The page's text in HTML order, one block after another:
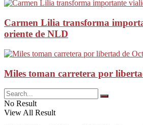
Carmen Lilia transforma
oriente de NLD
Miles toman carretera por
No Result
View All Result